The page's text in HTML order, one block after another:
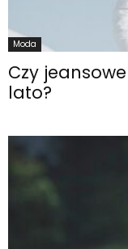
Moda
Czy
lato?